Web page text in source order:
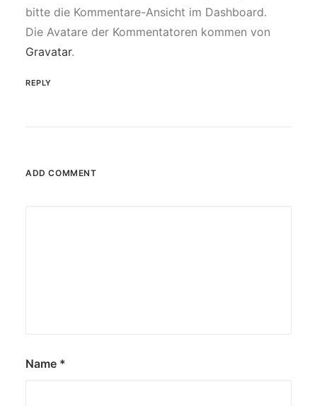
bitte die Kommentare-Ansicht im Dashboard.
Die Avatare der Kommentatoren kommen von
Gravatar.
REPLY
ADD COMMENT
Name *